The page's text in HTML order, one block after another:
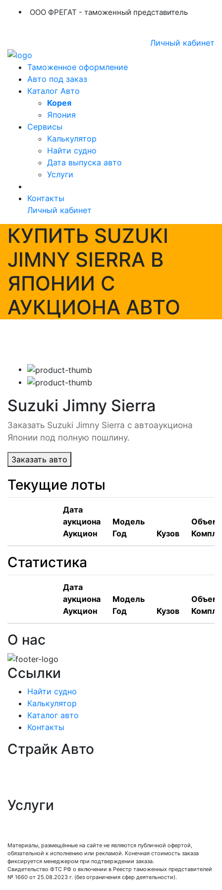
ООО ФРЕГАТ - таможенный представитель
Личный кабинет
Таможенное оформление
Авто под заказ
Каталог Авто
Корея
Япония
Сервисы
Калькулятор
Найти судно
Дата выпуска авто
Услуги
Контакты
Личный кабинет
КУПИТЬ SUZUKI
JIMNY SIERRA В
ЯПОНИИ С
АУКЦИОНА АВТО
Suzuki Jimny Sierra
Заказать Suzuki Jimny Sierra с автоаукциона
Японии под полную пошлину.
Заказать авто
Текущие лоты
Дата
аукциона
Аукцион
Модель
Год
Кузов
Объем,
Статистика
Дата
аукциона
Аукцион
Модель
Год
Кузов
Объем,
О нас
Ссылки
Найти судно
Калькулятор
Каталог авто
Контакты
Страйк Авто
Услуги
Материалы, размещённые на сайте не являются публичной офертой,
обязательной к исполнению или рекламой. Конечная стоимость заказа
фиксируется менеджером при подтверждении заказа.
Свидетельство ФТС РФ о включении в Реестр таможенных представителей
№ 1660 от 25.08.2023 г. (без ограничения сфер деятельности).